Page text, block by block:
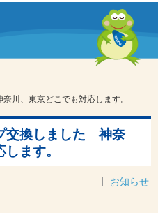
川、東京どこでも対応します。
交換しました 神奈
ます。
お知らせ